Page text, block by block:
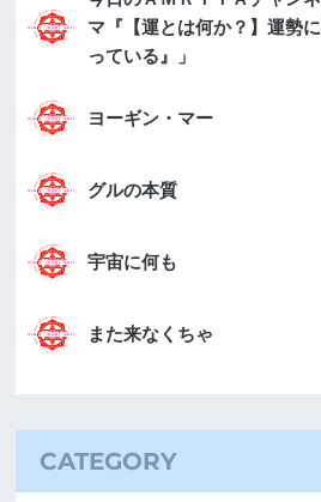
マ『【運とは何か？】運勢
っている』」
ヨーギン・マー
グルの本質
宇宙に何も
また来なくちゃ
CATEGORY